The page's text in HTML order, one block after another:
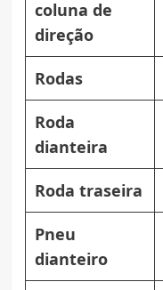
coluna de
direção
Rodas
Roda
dianteira
Roda traseira
Pneu
dianteiro